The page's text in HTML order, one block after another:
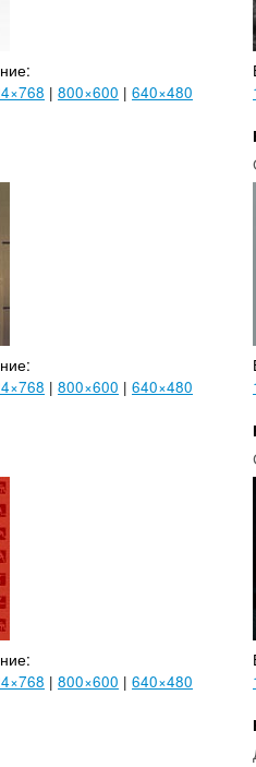
| 800×600 | 640×480
| 800×600 | 640×480
| 800×600 | 640×480